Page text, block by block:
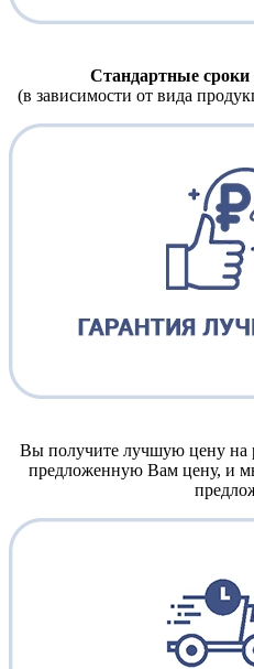
Стандартные сроки
(в зависимости от вида
Вы получите лучшую цену на
предложенную Вам цену, и